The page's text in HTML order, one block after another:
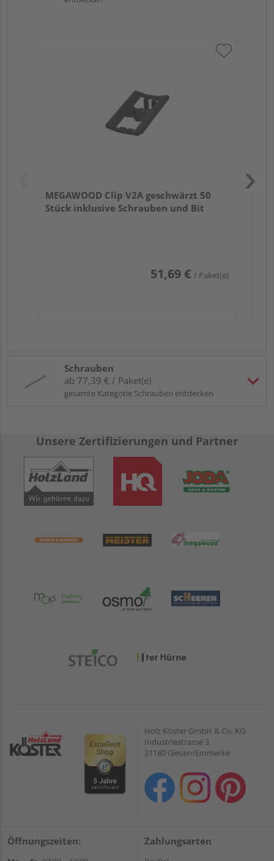
MEGAWOOD Clip V2A geschwärzt 50
Stück inklusive Schrauben und Bit
51,69 € / Paket(e)
Schrauben
ab 77,39 € / Paket(e)
gesamte Kategorie Schrauben entdecken
Unsere Zertifizierungen und Partner
Holz Köster GmbH & Co. KG
Industriestrasse 3
31180 Giesen/Emmerke
Öffnungszeiten: Zahlungsarten